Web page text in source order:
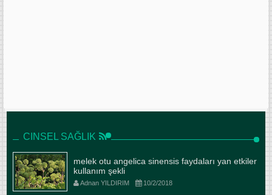
CINSEL SAĞLIK
melek otu angelica sinensis faydaları yan etkiler
kullanım şekli
Adnan YILDIRIM 10/2/2018